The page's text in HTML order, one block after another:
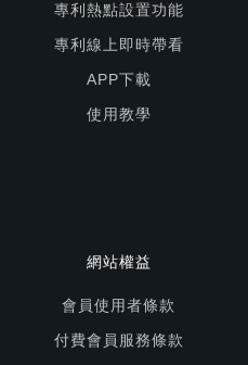
專利熱點設置功能
專利線上即時帶看
APP下載
使用教學
網站權益
會員使用者條款
付費會員服務條款